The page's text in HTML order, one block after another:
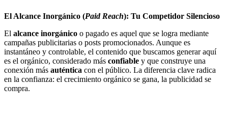
El Alcance Inorgánico (Paid Reach): Tu Competidor Silencioso
El alcance inorgánico o pagado es aquel que se logra mediante
campañas publicitarias o posts promocionados. Aunque es
instantáneo y controlable, el contenido que buscamos generar aquí
es el orgánico, considerado más confiable y que construye una
conexión más auténtica con el público. La diferencia clave radica
en la confianza: el crecimiento orgánico se gana, la publicidad se
compra.